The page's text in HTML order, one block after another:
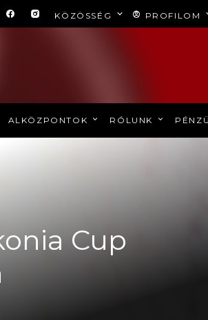
KÖZÖSSÉG PROFILOM
ALKÖZPONTOK RÓLUNK
Cup